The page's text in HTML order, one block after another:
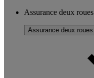
Assurance deux roues
Assurance deux roues